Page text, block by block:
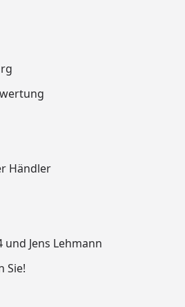
Händler
Jens Lehmann
Sie!